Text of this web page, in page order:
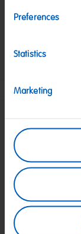
Preferences
Statistics
Marketing
Eiweiß:
Nettogewicht:
Ab 39
Wir